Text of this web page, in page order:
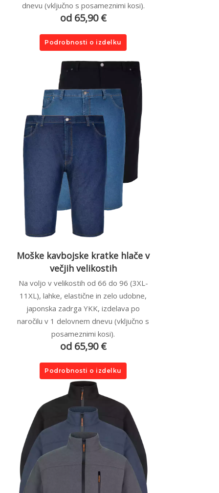
dnevu (vključno s posameznimi kosi).
od 65,90 €
Podrobnosti o izdelku
Moške kavbojske kratke hlače v
večjih velikostih
Na voljo v velikostih od 66 do 96 (3XL-
11XL), lahke, elastične in zelo udobne,
japonska zadrga YKK, izdelava po
naročilu v 1 delovnem dnevu (vključno s
posameznimi kosi).
od 65,90 €
Podrobnosti o izdelku